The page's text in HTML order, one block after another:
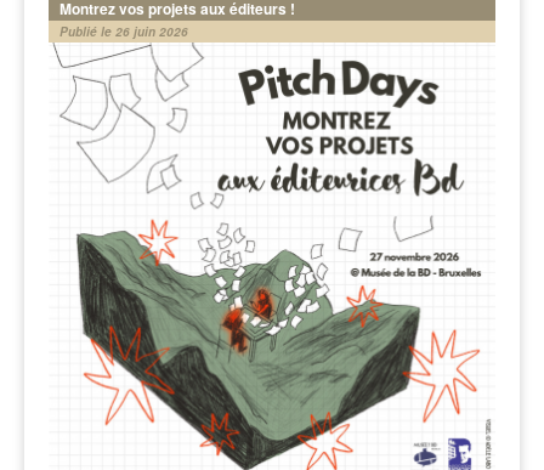
Montrez vos projets aux éditeurs !
Publié le 26 juin 2026